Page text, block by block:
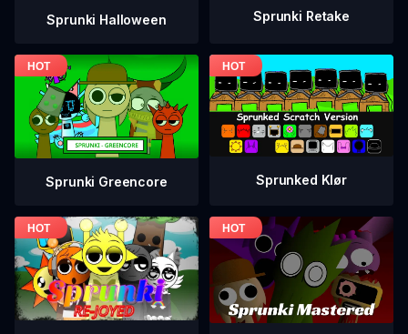
Sprunki Halloween Sprunki Retake
Sprunki Greencore Sprunked Klør